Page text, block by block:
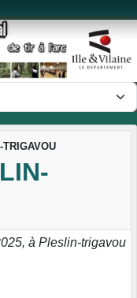
à Pleslin-trigavou